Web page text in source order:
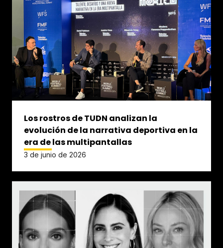
Los rostros de TUDN analizan la
evolución de la narrativa deportiva en la
era de las multipantallas
3 de junio de 2026